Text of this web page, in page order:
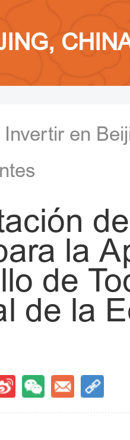
Invertir en
la
de
de la